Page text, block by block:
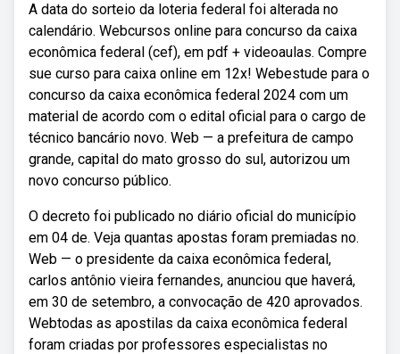
A data do sorteio da loteria federal foi alterada no
calendário. Webcursos online para concurso da caixa
econômica federal (cef), em pdf + videoaulas. Compre
sue curso para caixa online em 12x! Webestude para o
concurso da caixa econômica federal 2024 com um
material de acordo com o edital oficial para o cargo de
técnico bancário novo. Web — a prefeitura de campo
grande, capital do mato grosso do sul, autorizou um
novo concurso público.
O decreto foi publicado no diário oficial do município
em 04 de. Veja quantas apostas foram premiadas no.
Web — o presidente da caixa econômica federal,
carlos antônio vieira fernandes, anunciou que haverá,
em 30 de setembro, a convocação de 420 aprovados.
Webtodas as apostilas da caixa econômica federal
foram criadas por professores especialistas no